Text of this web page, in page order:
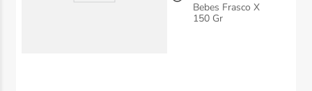
Bebes Frasco X
150 Gr